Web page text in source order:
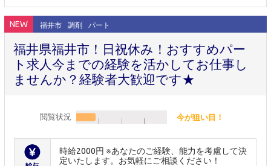
NEW 福井市 調剤 パート
福井県福井市！日祝休み！おすすめパー
ト求人今までの経験を活かしてお仕事し
ませんか？経験者大歓迎です★
閲覧状況 今が狙い目！
時給2000円 ※あなたのご経験、能力を考慮して決
定いたします。お気軽にご相談ください！